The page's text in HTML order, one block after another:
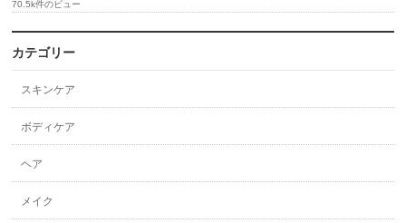
70.5k件のビュー
カテゴリー
スキンケア
ボディケア
ヘア
メイク